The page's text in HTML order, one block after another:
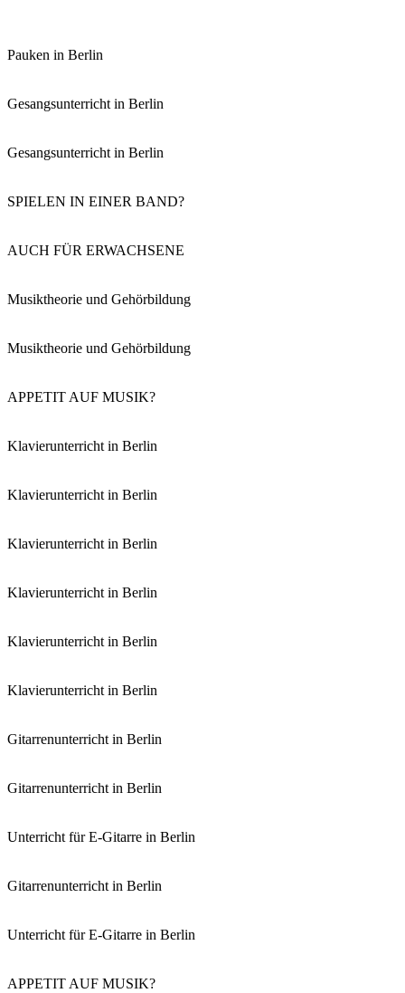
Pauken in Berlin
Gesangsunterricht in Berlin
Gesangsunterricht in Berlin
SPIELEN IN EINER BAND?
AUCH FÜR ERWACHSENE
Musiktheorie und Gehörbildung
Musiktheorie und Gehörbildung
APPETIT AUF MUSIK?
Klavierunterricht in Berlin
Klavierunterricht in Berlin
Klavierunterricht in Berlin
Klavierunterricht in Berlin
Klavierunterricht in Berlin
Klavierunterricht in Berlin
Gitarrenunterricht in Berlin
Gitarrenunterricht in Berlin
Unterricht für E-Gitarre in Berlin
Gitarrenunterricht in Berlin
Unterricht für E-Gitarre in Berlin
APPETIT AUF MUSIK?